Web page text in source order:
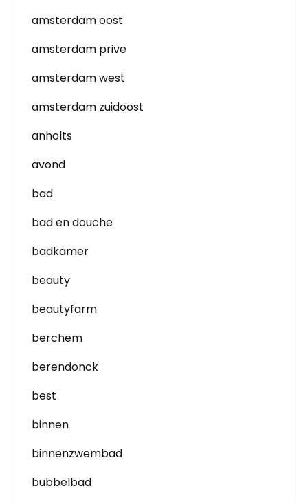
amsterdam oost
amsterdam prive
amsterdam west
amsterdam zuidoost
anholts
avond
bad
bad en douche
badkamer
beauty
beautyfarm
berchem
berendonck
best
binnen
binnenzwembad
bubbelbad